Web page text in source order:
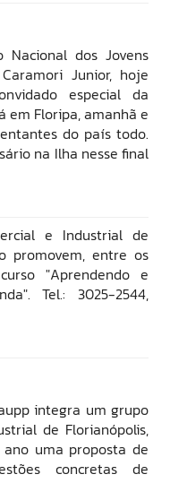
Nacional dos Jovens
Junior, hoje
especial da
em Floripa, amanhã e
do país todo.
na Ilha nesse final
e Industrial de
promovem, entre os
"Aprendendo e
Tel.: 3025-2544,
integra um grupo
de Florianópolis,
uma proposta de
concretas de